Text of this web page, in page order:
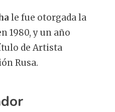
le fue otorgada la
1980, y un año
de Artista
Rusa.